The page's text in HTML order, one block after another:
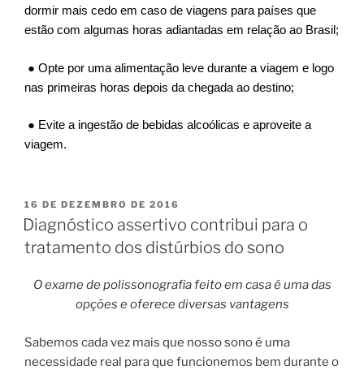
dormir mais cedo em caso de viagens para países que
estão com algumas horas adiantadas em relação ao Brasil;
● Opte por uma alimentação leve durante a viagem e logo
nas primeiras horas depois da chegada ao destino;
● Evite a ingestão de bebidas alcoólicas e aproveite a
viagem.
PUBLICADO
EM
16 DE DEZEMBRO DE 2016
Diagnóstico assertivo contribui para o
tratamento dos distúrbios do sono
O exame de polissonografia feito em casa é uma das
opções e oferece diversas vantagens
Sabemos cada vez mais que nosso sono é uma
necessidade real para que funcionemos bem durante o